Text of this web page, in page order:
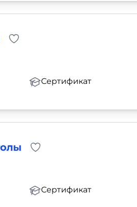
Сертификат
Сертификат